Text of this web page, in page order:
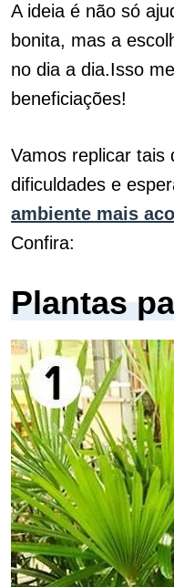
A ideia é não só
bonita, mas a
no dia a dia.Isso
beneficiações!
Vamos replicar tais
dificuldades e
ambiente mais
Confira:
Plantas